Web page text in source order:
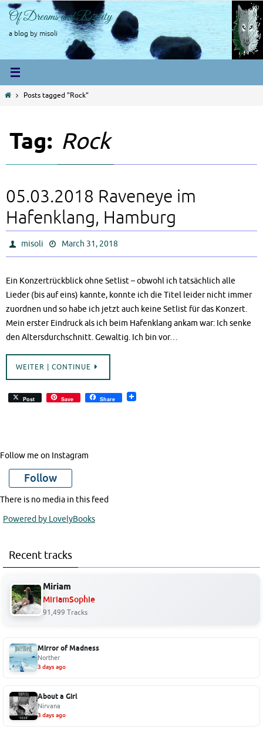
Skip
content
Of Dreams and Reality
a blog by misoli
HomePosts tagged "Rock"
Tag: Rock
05.03.2018 Raveneye im
Hafenklang, Hamburg
misoli March 31, 2018
Ein Konzertrückblick ohne Setlist – obwohl ich tatsächlich alle
Lieder (bis auf eins) kannte, konnte ich die Titel leider nicht immer
zuordnen und so habe ich jetzt auch keine Setlist für das Konzert.
Mein erster Eindruck als ich beim Hafenklang ankam war: Ich senke
den Altersdurchschnitt. Gewaltig. Ich bin vor…
WEITER | CONTINUE
Post Save Share
Follow me on Instagram
Follow
There is no media in this feed
Powered by LovelyBooks
Recent tracks
Miriam
MiriamSophie
91,499 Tracks
Mirror of Madness
Norther
3 days ago
About a Girl
Nirvana
3 days ago